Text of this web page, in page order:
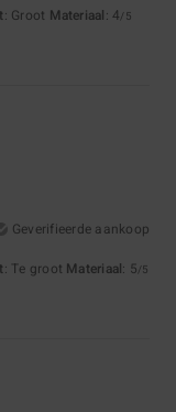
: Groot Materiaal: 4/5
Geverifieerde aankoop
: Te groot Materiaal: 5/5